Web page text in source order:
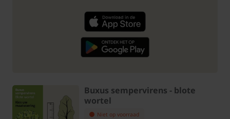
Buxus sempervirens - blote
wortel
Niet op voorraad